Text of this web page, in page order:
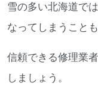
雪の多い北海道で
なってしまうこと
信頼できる修理業
しましょう。